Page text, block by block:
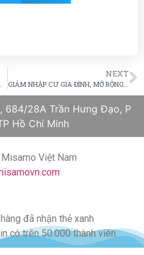
NEXT
684/28A Trần Hưng Đạo, P
Hồ Chí Minh
Việt Nam
đã nhận thẻ xanh
có trên 50.000 thành viên